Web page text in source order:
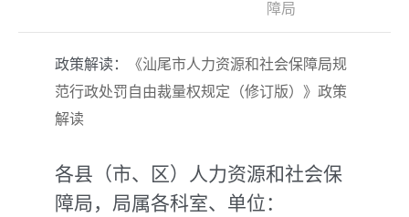
障局
政策解读：
《汕尾市人力资源和社会保障局规
范行政处罚自由裁量权规定（修订版）》政策
解读
各县（市、区）人力资源和社会保
障局，局属各科室、单位：